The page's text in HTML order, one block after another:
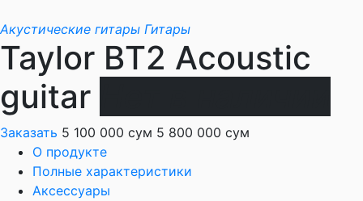
Акустические гитары Гитары
Taylor BT2 Acoustic
guitar
Заказать 5 100 000 сум 5 800 000 сум
О продукте
Полные характеристики
Аксессуары